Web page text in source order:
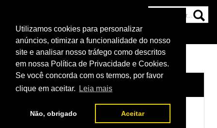
Utilizamos cookies para personalizar
anúncios, otimizar a funcionalidade do nosso
site e analisar nosso tráfego como descritos
em nossa Política de Privacidade e Cookies.
Se você concorda com os termos, por favor
clique em aceitar.
Leia mais
Não, obrigado Aceitar
NOTÍCIAS
HOME NOTÍCIAS
Programação do UFC México -